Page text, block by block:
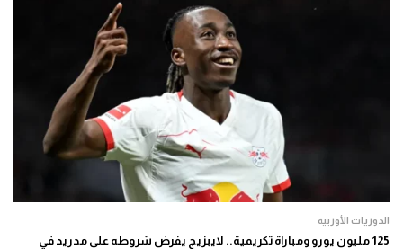
الدوريات الأوربية
125 مليون يورو ومباراة تكريمية.. لايبزيج يفرض شروطه على مدريد في